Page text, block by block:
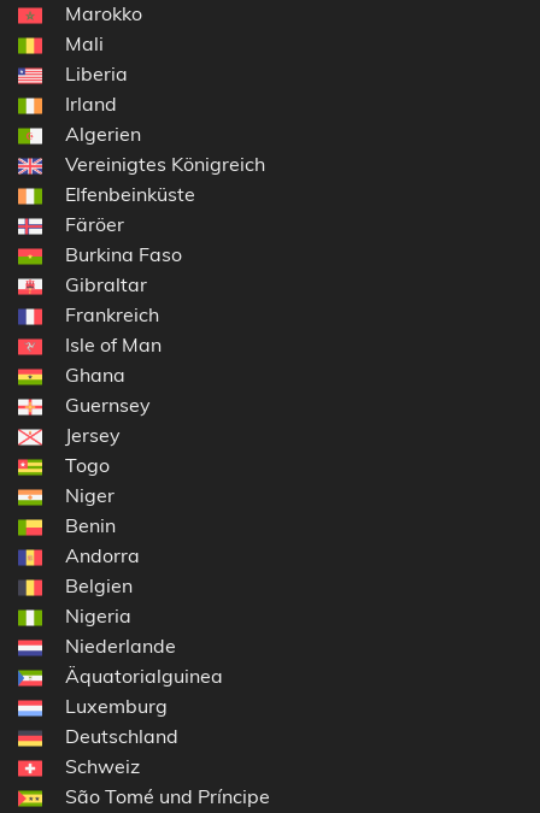
Marokko
Mali
Liberia
Irland
Algerien
Vereinigtes Königreich
Elfenbeinküste
Färöer
Burkina Faso
Gibraltar
Frankreich
Isle of Man
Ghana
Guernsey
Jersey
Togo
Niger
Benin
Andorra
Belgien
Nigeria
Niederlande
Äquatorialguinea
Luxemburg
Deutschland
Schweiz
São Tomé und Príncipe